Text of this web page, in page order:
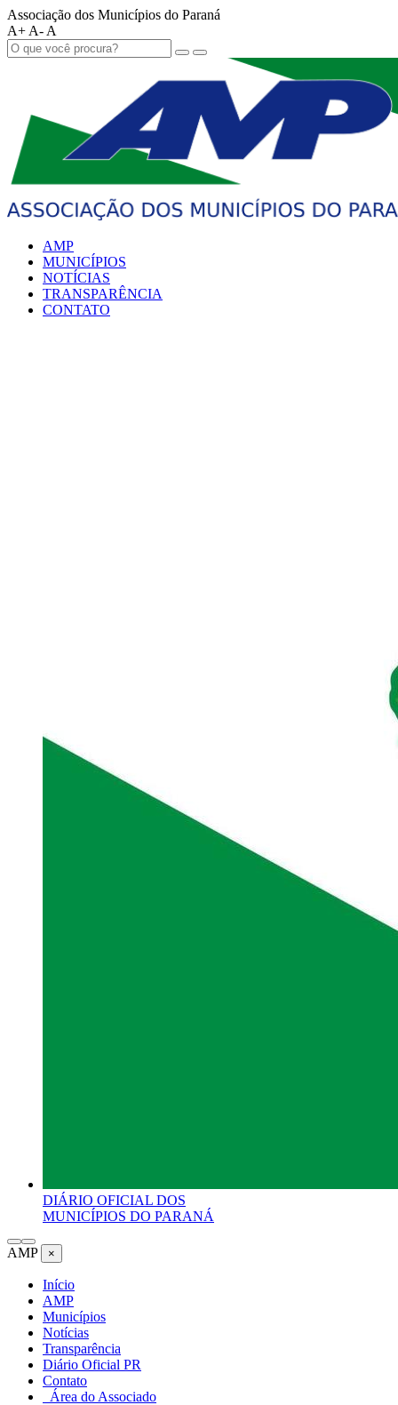
Associação dos Municípios do Paraná
A+ A- A
AMP
MUNICÍPIOS
NOTÍCIAS
TRANSPARÊNCIA
CONTATO
DIÁRIO OFICIAL DOS
MUNICÍPIOS DO PARANÁ
AMP ×
Início
AMP
Municípios
Notícias
Transparência
Diário Oficial PR
Contato
Área do Associado